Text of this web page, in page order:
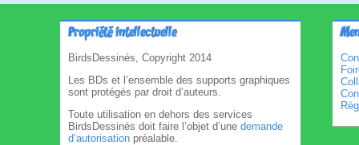
Propriété intellectuelle
BirdsDessinés, Copyright 2014
Les BDs et l’ensemble des supports graphiques
sont protégés par droit d’auteurs.
Toute utilisation en dehors des services
BirdsDessinés doit faire l’objet d’une demande
d’autorisation préalable.